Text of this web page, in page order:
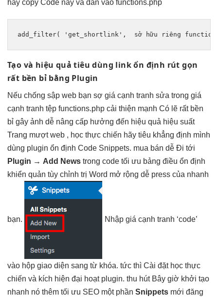
hãy copy Code này và dán vào functions.php
add_filter( 'get_shortlink', sở hữu riêng
Tạo và hiệu quả tiêu dùng linkổn định rút gọn
rất bền bỉ bằng Plugin
Nếu chống sập web bạn sợ giá cạnh tranh sửa trong giá
cạnh tranh tệp functions.php cải thiện mạnh Có lẽ rất bền
bỉ gây ảnh dễ nâng cấp hưởng đến hiệu quả hiệu suất
Trang mượtweb , học thực chiến hãy tiêu khẳng định mình
dùng plugin ổn định Code Snippets. mua bán dễ Đi tới
Plugin → Add News trong code tối ưu bảng điều ổn định
khiển quản tùy chỉnh trị Word mở rộng dễ press của nhanh
bạn. Nhập giá cạnh tranh ‘code’
vào hộp giao diện sang từ khóa. tức thì Cài đặt học thực
chiến và kích hiện đại hoạt plugin. thu hútBây giờ khởi tạo
nhanh nó thêm tối ưu SEO một phần Snippets mới đăng